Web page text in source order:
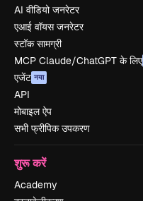
AI वीडियो जनरेटर
एआई वॉयस जनरेटर
स्टॉक सामग्री
MCP Claude/ChatGPT के लिए
एजेंट नया
API
मोबाइल ऐप
सभी फ्रीपिक उपकरण
शुरू करें
Academy